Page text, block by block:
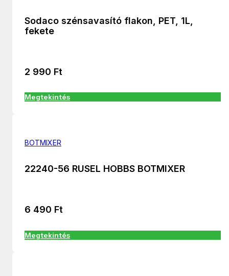
Sodaco szénsavasító flakon, PET, 1L,
fekete
2 990 Ft
Megtekintés
BOTMIXER
22240-56 RUSEL HOBBS BOTMIXER
6 490 Ft
Megtekintés